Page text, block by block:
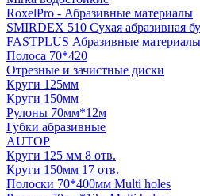
RoxelPro - Абразивные материалы
SMIRDEX 510 Сухая абразивная
FASTPLUS Абразивные материалы
Полоса 70*420
Отрезные и зачистные диски
Круги 125мм
Круги 150мм
Рулоны 70мм*12м
Губки абразивные
AUTOP
Круги 125 мм 8 отв.
Круги 150мм 17 отв.
Полоски 70*400мм Multi holes